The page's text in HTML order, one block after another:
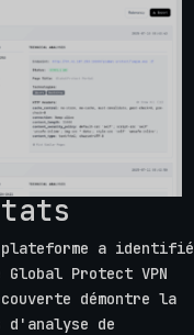
plateforme a identifié
Protect VPN
démontre la
d'analyse de